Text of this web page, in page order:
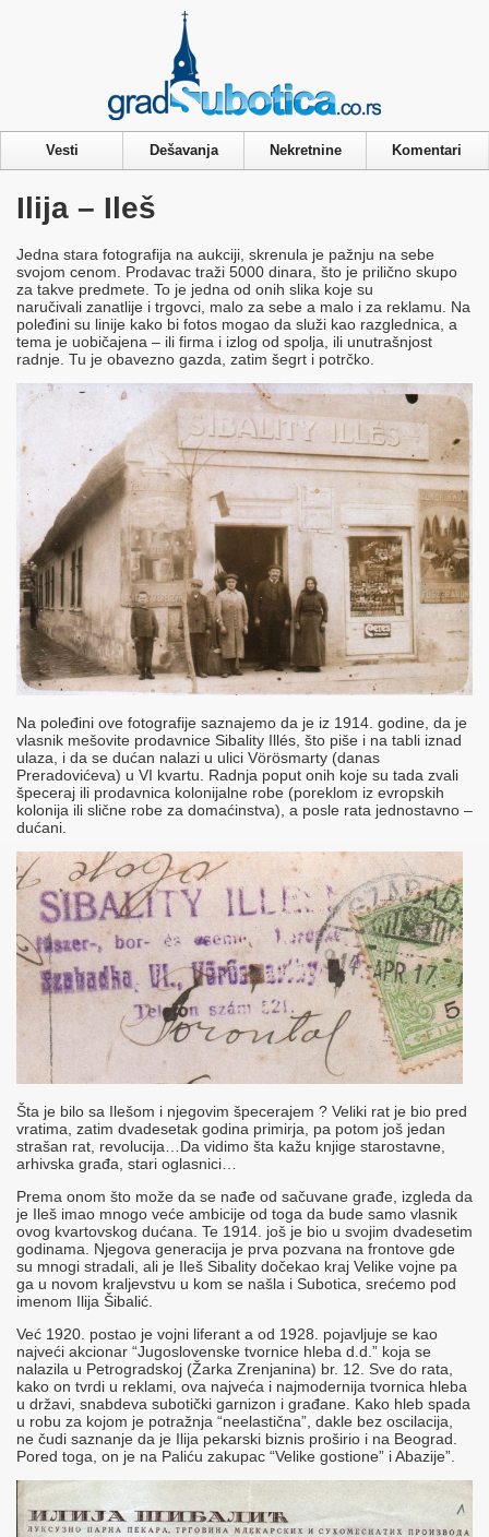
Vesti Dešavanja Nekretnine Komentari
Ilija – Ileš
Jedna stara fotografija na aukciji, skrenula je pažnju na sebe
svojom cenom. Prodavac traži 5000 dinara, što je prilično skupo
za takve predmete. To je jedna od onih slika koje su
naručivali zanatlije i trgovci, malo za sebe a malo i za reklamu. Na
poleđini su linije kako bi fotos mogao da služi kao razglednica, a
tema je uobičajena – ili firma i izlog od spolja, ili unutrašnjost
radnje. Tu je obavezno gazda, zatim šegrt i potrčko.
Na poleđini ove fotografije saznajemo da je iz 1914. godine, da je
vlasnik mešovite prodavnice Sibality Illés, što piše i na tabli iznad
ulaza, i da se dućan nalazi u ulici Vörösmarty (danas
Preradovićeva) u VI kvartu. Radnja poput onih koje su tada zvali
špeceraj ili prodavnica kolonijalne robe (poreklom iz evropskih
kolonija ili slične robe za domaćinstva), a posle rata jednostavno –
dućani.
Šta je bilo sa Ilešom i njegovim špecerajem ? Veliki rat je bio pred
vratima, zatim dvadesetak godina primirja, pa potom još jedan
strašan rat, revolucija…Da vidimo šta kažu knjige starostavne,
arhivska građa, stari oglasnici…
Prema onom što može da se nađe od sačuvane građe, izgleda da
je Ileš imao mnogo veće ambicije od toga da bude samo vlasnik
ovog kvartovskog dućana. Te 1914. još je bio u svojim dvadesetim
godinama. Njegova generacija je prva pozvana na frontove gde
su mnogi stradali, ali je Ileš Sibality dočekao kraj Velike vojne pa
ga u novom kraljevstvu u kom se našla i Subotica, srećemo pod
imenom Ilija Šibalić.
Već 1920. postao je vojni liferant a od 1928. pojavljuje se kao
najveći akcionar “Jugoslovenske tvornice hleba d.d.” koja se
nalazila u Petrogradskoj (Žarka Zrenjanina) br. 12. Sve do rata,
kako on tvrdi u reklami, ova najveća i najmodernija tvornica hleba
u državi, snabdeva subotički garnizon i građane. Kako hleb spada
u robu za kojom je potražnja “neelastična”, dakle bez oscilacija,
ne čudi saznanje da je Ilija pekarski biznis proširio i na Beograd.
Pored toga, on je na Paliću zakupac “Velike gostione” i Abazije”.
Privacy & Cookies Policy